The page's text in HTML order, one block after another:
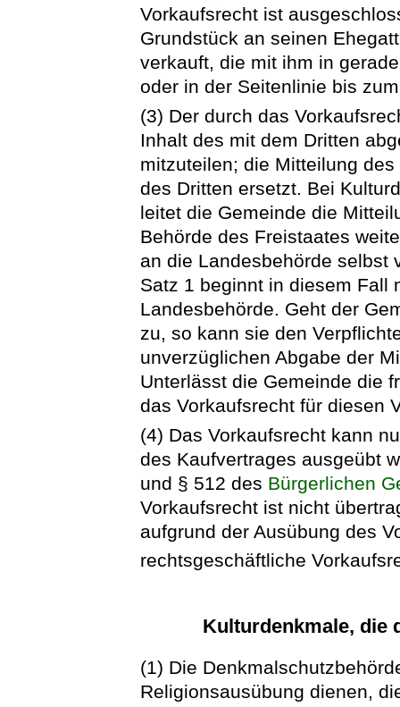
Vorkaufsrecht ist
Grundstück an seinen
verkauft, die mit ihm in
oder in der Seitenlinie bis
(3) Der durch das
Inhalt des mit dem Dritten
mitzuteilen; die Mitteilung
des Dritten ersetzt. Bei
leitet die Gemeinde die
Behörde des Freistaates
an die Landesbehörde selbst
Satz 1 beginnt in diesem Fall
Landesbehörde. Geht der
zu, so kann sie den
unverzüglichen Abgabe der
Unterlässt die Gemeinde die
das Vorkaufsrecht für diesen
(4) Das Vorkaufsrecht kann
des Kaufvertrages ausgeübt
und § 512 des Bürgerlichen
Vorkaufsrecht ist nicht
aufgrund der Ausübung des
rechtsgeschäftliche
Kulturdenkmale, die
(1) Die
Religionsausübung dienen,